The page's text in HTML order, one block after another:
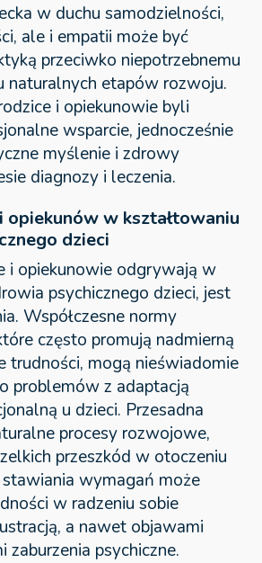
w duchu samodzielności,
ale i empatii może być
przeciwko niepotrzebnemu
naturalnych etapów rozwoju.
i opiekunowie byli
wsparcie, jednocześnie
myślenie i zdrowy
diagnozy i leczenia.
w kształtowaniu
dzieci
i opiekunowie odgrywają w
psychicznego dzieci, jest
Współczesne normy
często promują nadmierną
trudności, mogą nieświadomie
problemów z adaptacją
u dzieci. Przesadna
procesy rozwojowe,
przeszkód w otoczeniu
stawiania wymagań może
w radzeniu sobie
a nawet objawami
zaburzenia psychiczne.